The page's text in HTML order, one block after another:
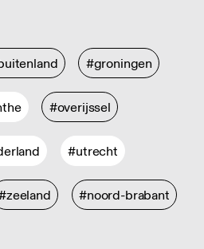
#groningen
#overijssel
#utrecht
#noord-brabant